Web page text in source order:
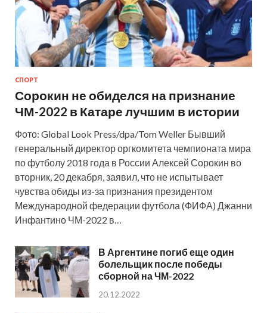
СПОРТ
Сорокин не обиделся на признание
ЧМ-2022 в Катаре лучшим в истории
Фото: Global Look Press/dpa/Tom Weller Бывший
генеральный директор оргкомитета чемпионата мира
по футболу 2018 года в России Алексей Сорокин во
вторник, 20 декабря, заявил, что не испытывает
чувства обиды из-за признания президентом
Международной федерации футбола (ФИФА) Джанни
Инфантино ЧМ-2022 в…
В Аргентине погиб еще один
болельщик после победы
сборной на ЧМ-2022
20.12.2022